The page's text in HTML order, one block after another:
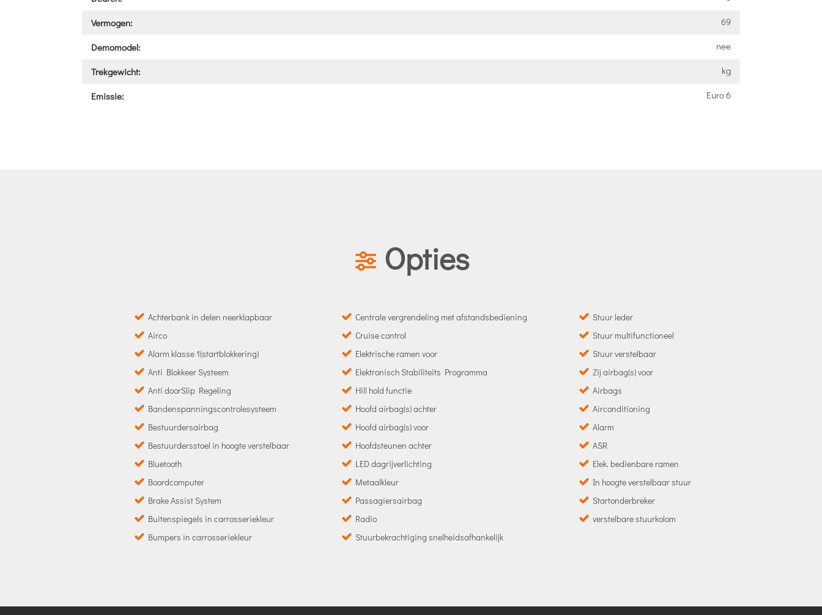
Vermogen: 69
Demomodel: nee
Trekgewicht: kg
Emissie: Euro 6
Opties
Achterbank in delen neerklapbaar
Airco
Alarm klasse 1(startblokkering)
Anti Blokkeer Systeem
Anti doorSlip Regeling
Bandenspanningscontrolesysteem
Bestuurdersairbag
Bestuurdersstoel in hoogte verstelbaar
Bluetooth
Boordcomputer
Brake Assist System
Buitenspiegels in carrosseriekleur
Bumpers in carrosseriekleur
Centrale vergrendeling met afstandsbediening
Cruise control
Elektrische ramen voor
Elektronisch Stabiliteits Programma
Hill hold functie
Hoofd airbag(s) achter
Hoofd airbag(s) voor
Hoofdsteunen achter
LED dagrijverlichting
Metaalkleur
Passagiersairbag
Radio
Stuurbekrachtiging snelheidsafhankelijk
Stuur leder
Stuur multifunctioneel
Stuur verstelbaar
Zij airbag(s) voor
Airbags
Airconditioning
Alarm
ASR
Elek. bedienbare ramen
In hoogte verstelbaar stuur
Startonderbreker
verstelbare stuurkolom